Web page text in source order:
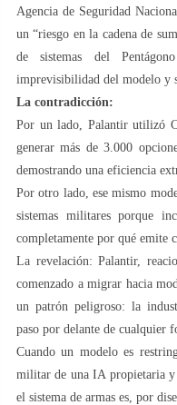
Agencia de Seguridad
un “riesgo en la cadena de
de sistemas del
imprevisibilidad del modelo y
La contradicción:
Por un lado, Palantir utilizó
generar más de 3.000
demostrando una eficiencia
Por otro lado, ese mismo
sistemas militares porque
completamente por qué emite
La revelación: Palantir,
comenzado a migrar hacia
un patrón peligroso: la
paso por delante de cualquier
Cuando un modelo es
militar de una IA propietaria y
el sistema de armas es, por